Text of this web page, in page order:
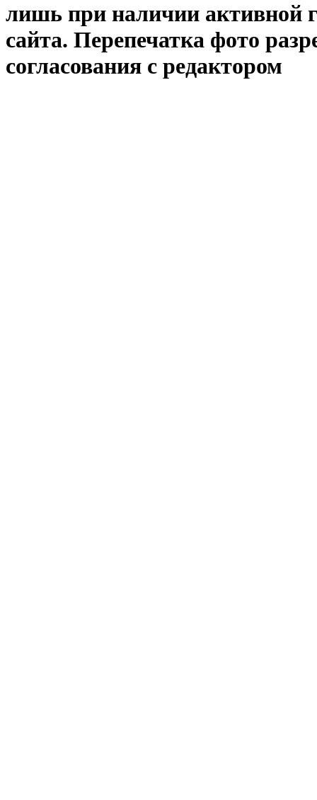
лишь при наличии активной
сайта. Перепечатка фото
согласования с редактором